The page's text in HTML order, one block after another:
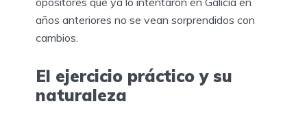
años anteriores no se vean sorprendidos con
cambios.
El ejercicio práctico y su
naturaleza